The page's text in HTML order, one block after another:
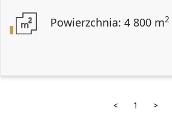
Powierzchnia: 4 800 m2
< 1 >